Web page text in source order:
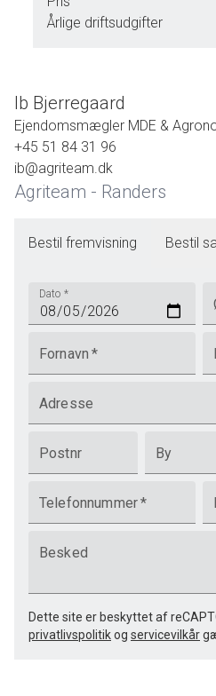
ønsker det.
Tjek Boliglån
Vi henviser til prisportalen Tjek Boliglån: <a
href='http://www.raadtilpenge.dk/Gode-
raad/boliglaan/
Årlige driftsudgifter
Ib Bjerregaard
Ejendomsmægler MDE &
+45 51 84 31 96
ib@agriteam.dk
Agriteam - Randers
Bestil fremvisning Bestil
Dato *
Fornavn *
Adresse
Postnr By
Telefonnummer*
Besked
Dette site er beskyttet af
privatlivspolitikog servicevilkår